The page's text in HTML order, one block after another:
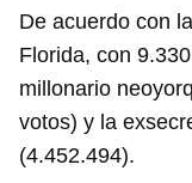
De acuerdo con
Florida, con
millonario
votos) y la
(4.452.494).